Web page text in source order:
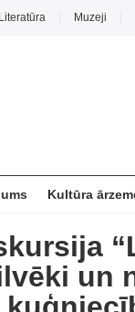
Literatūra Muzeji
Kultūra
un